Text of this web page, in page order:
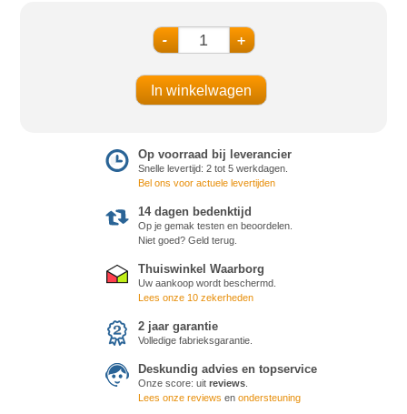
- +
Op voorraad bij leverancier
Snelle levertijd: 2 tot 5 werkdagen.
Bel ons voor actuele levertijden
14 dagen bedenktijd
Op je gemak testen en beoordelen.
Niet goed? Geld terug.
Thuiswinkel Waarborg
Uw aankoop wordt beschermd.
Lees onze 10 zekerheden
2 jaar garantie
Volledige fabrieksgarantie.
Deskundig advies en topservice
Onze score: uit reviews
Lees onze reviews en ondersteuning